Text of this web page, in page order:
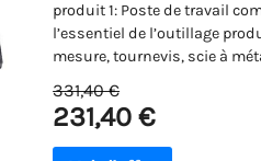
accessoires
produit 1: Poste de travail
l’essentiel de l’outillage
mesure, tournevis, scie à
de la valise pour maintenir
stabilité lors de l’utilisation
avec charnières métal avec
331,40 €
231,40 €